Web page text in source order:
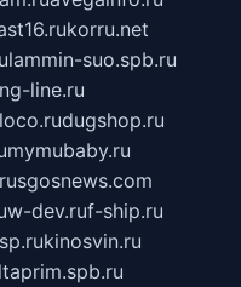
korru.net
lammin-suo.spb.ru
line.ru
dugshop.ru
mymubaby.ru
rusgosnews.com
w-dev.ruf-ship.ru
kinosvin.ru